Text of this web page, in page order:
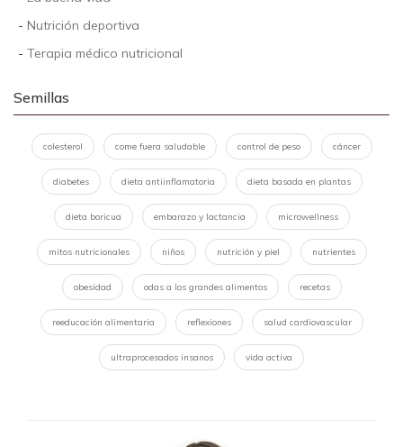
- Nutrición deportiva
- Terapia médico nutricional
Semillas
colesterol come fuera saludable control de peso cáncer
diabetes dieta antiinflamatoria dieta basada en plantas
dieta boricua embarazo y lactancia microwellness
mitos nutricionales niños nutrición y piel nutrientes
obesidad odas a los grandes alimentos recetas
reeducación alimentaria reflexiones salud cardiovascular
ultraprocesados insanos vida activa